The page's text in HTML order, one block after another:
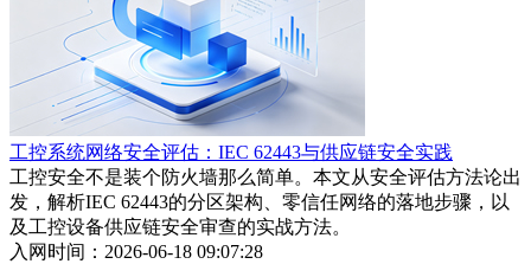
工控系统网络安全评估：IEC 62443与供应链安全实践
工控安全不是装个防火墙那么简单。本文从安全评估方法论出
发，解析IEC 62443的分区架构、零信任网络的落地步骤，以
及工控设备供应链安全审查的实战方法。
入网时间：2026-06-18 09:07:28